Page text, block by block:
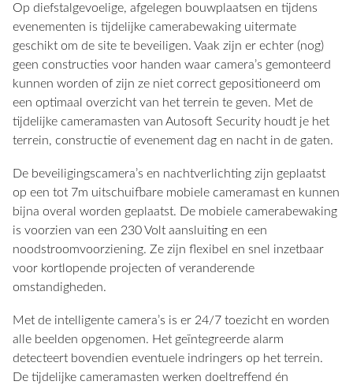
Op diefstalgevoelige, afgelegen bouwplaatsen en tijdens
evenementen is tijdelijke camerabewaking uitermate
geschikt om de site te beveiligen. Vaak zijn er echter (nog)
geen constructies voor handen waar camera’s gemonteerd
kunnen worden of zijn ze niet correct gepositioneerd om
een optimaal overzicht van het terrein te geven. Met de
tijdelijke cameramasten van Autosoft Security houdt je het
terrein, constructie of evenement dag en nacht in de gaten.
De beveiligingscamera’s en nachtverlichting zijn geplaatst
op een tot 7m uitschuifbare mobiele cameramast en kunnen
bijna overal worden geplaatst. De mobiele camerabewaking
is voorzien van een 230 Volt aansluiting en een
noodstroomvoorziening. Ze zijn flexibel en snel inzetbaar
voor kortlopende projecten of veranderende
omstandigheden.
Met de intelligente camera’s is er 24/7 toezicht en worden
alle beelden opgenomen. Het geïntegreerde alarm
detecteert bovendien eventuele indringers op het terrein.
De tijdelijke cameramasten werken doeltreffend én